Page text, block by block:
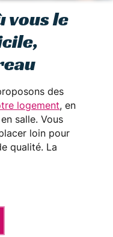
vous le
des
logement, en
salle. Vous
loin pour
qualité. La